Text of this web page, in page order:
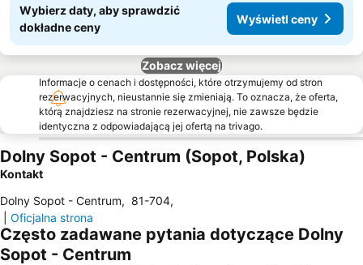
Wybierz daty, aby sprawdzić
dokładne ceny
Wyświetl ceny
Zobacz więcej
Informacje o cenach i dostępności, które otrzymujemy od stron
rezerwacyjnych, nieustannie się zmieniają. To oznacza, że oferta,
którą znajdziesz na stronie rezerwacyjnej, nie zawsze będzie
identyczna z odpowiadającą jej ofertą na trivago.
Dolny Sopot - Centrum (Sopot, Polska)
Kontakt
Dolny Sopot - Centrum, 81-704,
Oficjalna strona
Często zadawane pytania dotyczące Dolny
Sopot - Centrum